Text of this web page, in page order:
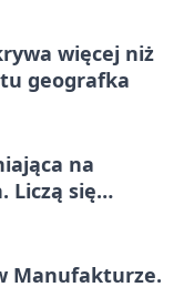
więcej niż
geografka
na
Liczą się
Manufakturze.